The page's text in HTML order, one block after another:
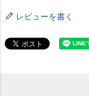
レビューを書く